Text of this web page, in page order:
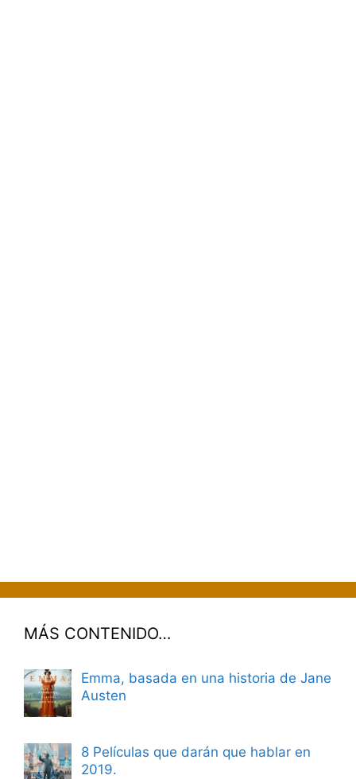
MÁS CONTENIDO…
Emma, basada en una historia de Jane
Austen
8 Películas que darán que hablar en
2019.